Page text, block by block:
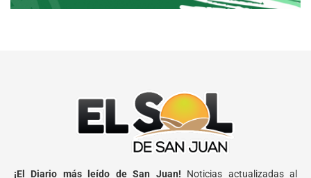
¡El Diario más leído de San Juan! Noticias actualizadas al